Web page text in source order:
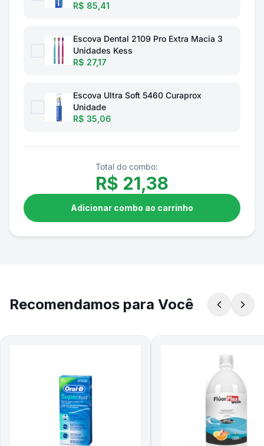
R$ 85,41
Escova Dental 2109 Pro Extra Macia 3
Unidades Kess
R$ 27,17
Escova Ultra Soft 5460 Curaprox
Unidade
R$ 35,06
Total do combo:
R$ 21,38
Adicionar combo ao carrinho
Recomendamos para Você